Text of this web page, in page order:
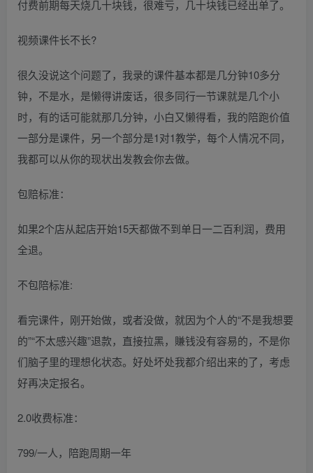
付费前期每天烧几十块钱，很难亏，几十块钱已经出单了。
视频课件长不长?
很久没说这个问题了，我录的课件基本都是几分钟10多分
钟，不是水，是懒得讲废话，很多同行一节课就是几个小
时，有的话可能就那几分钟，小白又懒得看，我的陪跑价值
一部分是课件，另一个部分是1对1教学，每个人情况不同，
我都可以从你的现状出发教会你去做。
包赔标准：
如果2个店从起店开始15天都做不到单日一二百利润，费用
全退。
不包陪标准:
看完课件，刚开始做，或者没做，就因为个人的“不是我想要
的”“不太感兴趣”退款，直接拉黑，賺钱没有容易的，不是你
们脑子里的理想化状态。好处坏处我都介绍出来的了，考虑
好再决定报名。
2.0收费标准：
799/一人，陪跑周期一年